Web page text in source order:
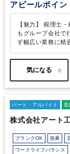
アピールポイン
【魅力】
税理士・
もグループ会社で
ず幅広い業務に精
までの経験をもと
長しながら働きたい
パート・アルバイト 直
株式会社アート
ブランクOK 急募
ワークライフバランス